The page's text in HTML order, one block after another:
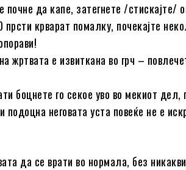
почне да капе, затегнете /стискајте/
прсти крварат помалку, почекајте
жртвата е извиткана во грч –
боцнете го секое уво во мекиот дел,
подоцна неговата уста повеќе не е
да се врати во нормала, без